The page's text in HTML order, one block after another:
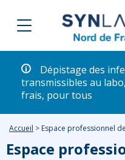
Dépistage des
transmissibles au
frais, pour tous
Accueil > Espace professionnel
Espace